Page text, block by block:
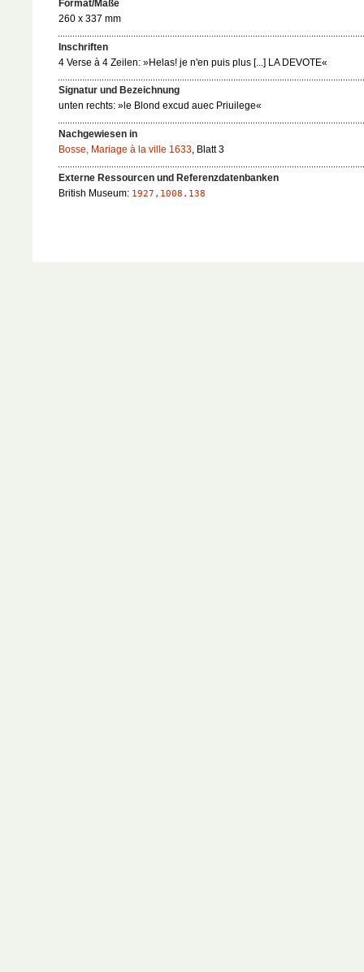
Format/Maße
260 x 337 mm
Inschriften
4 Verse à 4 Zeilen: »Helas! je n'en puis plus [...] LA DEVOTE«
Signatur und Bezeichnung
unten rechts: »le Blond excud auec Priuilege«
Nachgewiesen in
Bosse, Mariage à la ville 1633, Blatt 3
Externe Ressourcen und Referenzdatenbanken
British Museum: 1927,1008.138